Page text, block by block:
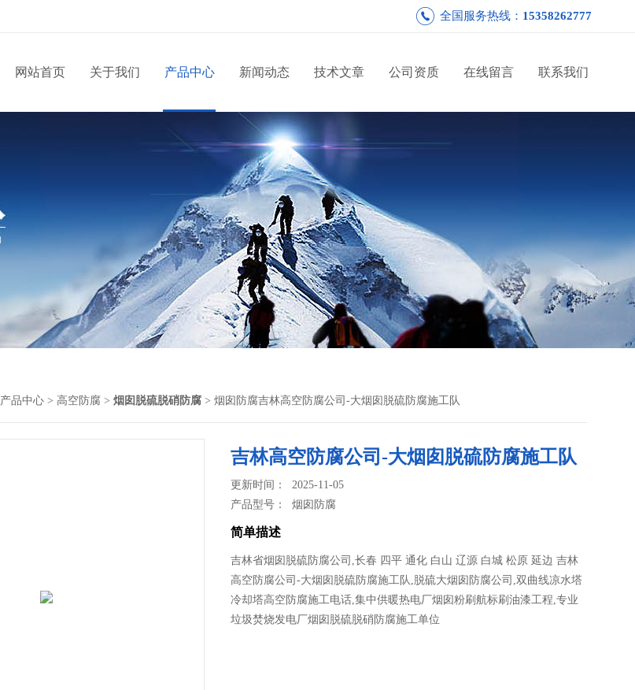
全国服务热线： 15358262777
网站首页 关于我们 产品中心 新闻动态 技术文章 公司资质 在线留言 联系我们
产品中心 > 高空防腐 > 烟囱脱硫脱硝防腐 > 烟囱防腐吉林高空防腐公司-大烟囱脱硫防腐施工队
吉林高空防腐公司-大烟囱脱硫防腐施工队
更新时间： 2025-11-05
产品型号：烟囱防腐
简单描述
吉林省烟囱脱硫防腐公司,长春 四平 通化 白山 辽源 白城 松原 延边 吉林
高空防腐公司-大烟囱脱硫防腐施工队,脱硫大烟囱防腐公司,双曲线凉水塔
冷却塔高空防腐施工电话,集中供暖热电厂烟囱粉刷航标刷油漆工程,专业
垃圾焚烧发电厂烟囱脱硫脱硝防腐施工单位